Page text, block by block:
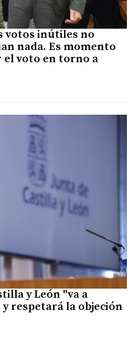
votos inútiles no
nada. Es momento
el voto en torno a
y León "va a
respetará la objeción